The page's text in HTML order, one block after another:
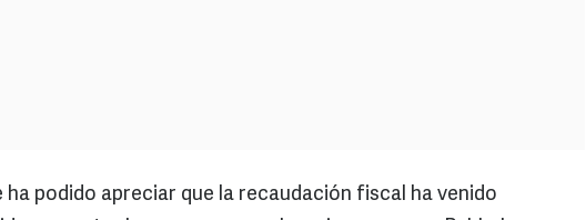
ha podido apreciar que la recaudación fiscal ha venido